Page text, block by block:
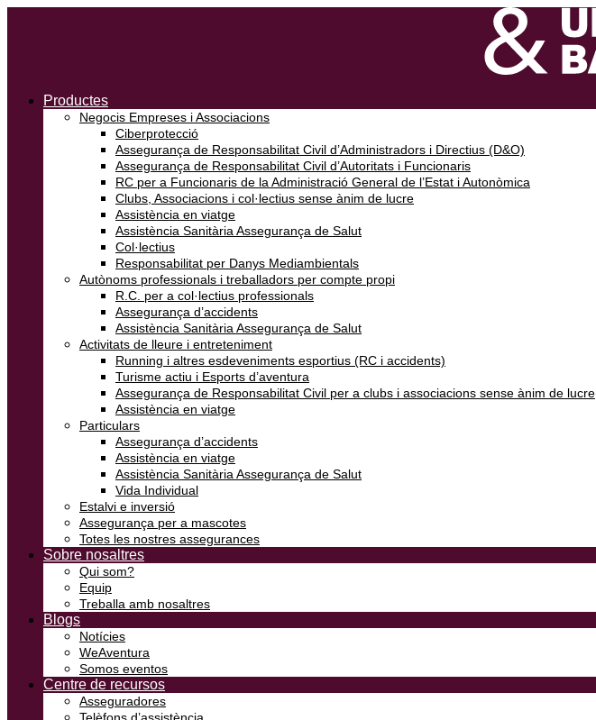
Productes
Negocis Empreses i Associacions
Ciberprotecció
Assegurança de Responsabilitat Civil d’Administradors i Directius (D&O)
Assegurança de Responsabilitat Civil d’Autoritats i Funcionaris
RC per a Funcionaris de la Administració General de l’Estat i Autonòmica
Clubs, Associacions i col·lectius sense ànim de lucre
Assistència en viatge
Assistència Sanitària Assegurança de Salut
Col·lectius
Responsabilitat per Danys Mediambientals
Autònoms professionals i treballadors per compte propi
R.C. per a col·lectius professionals
Assegurança d’accidents
Assistència Sanitària Assegurança de Salut
Activitats de lleure i entreteniment
Running i altres esdeveniments esportius (RC i accidents)
Turisme actiu i Esports d’aventura
Assegurança de Responsabilitat Civil per a clubs i associacions sense ànim de lucre
Assistència en viatge
Particulars
Assegurança d’accidents
Assistència en viatge
Assistència Sanitària Assegurança de Salut
Vida Individual
Estalvi e inversió
Assegurança per a mascotes
Totes les nostres assegurances
Sobre nosaltres
Qui som?
Equip
Treballa amb nosaltres
Blogs
Notícies
WeAventura
Somos eventos
Centre de recursos
Asseguradores